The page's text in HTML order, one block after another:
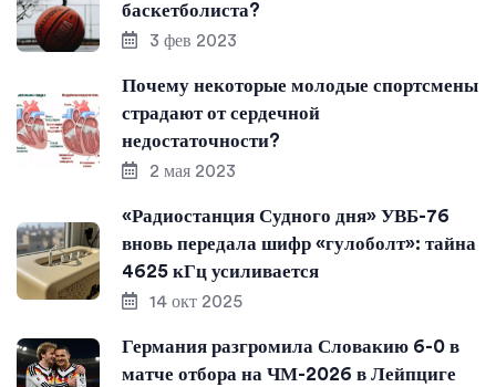
баскетболиста?
3 фев 2023
Почему некоторые молодые спортсмены
страдают от сердечной
недостаточности?
2 мая 2023
«Радиостанция Судного дня» УВБ-76
вновь передала шифр «гулоболт»: тайна
4625 кГц усиливается
14 окт 2025
Германия разгромила Словакию 6-0 в
матче отбора на ЧМ-2026 в Лейпциге